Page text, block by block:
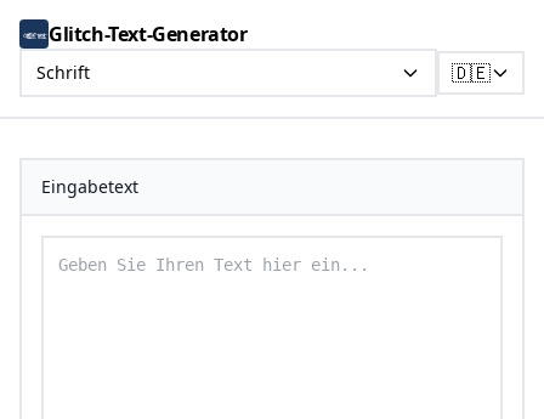
Glitch-Text-Generator
Schrift 🇩🇪
Eingabetext